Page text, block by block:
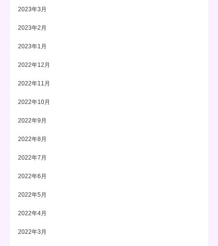
2023年3月
2023年2月
2023年1月
2022年12月
2022年11月
2022年10月
2022年9月
2022年8月
2022年7月
2022年6月
2022年5月
2022年4月
2022年3月